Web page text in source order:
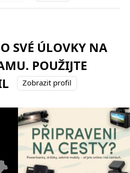
SVÉ ÚLOVKY NA
POUŽIJTE
Zobrazit profil